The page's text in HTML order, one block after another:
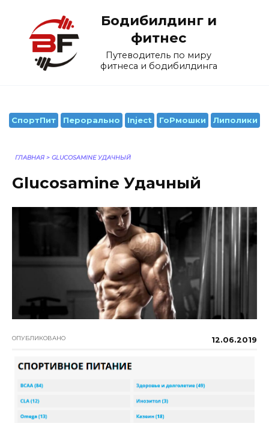
содержанию
Бодибилдинг и
фитнес
Путеводитель по миру
фитнеса и бодибилдинга
СпортПит Перорально Inject ГоРмошки Липолики
ГЛАВНАЯ > GLUCOSAMINE УДАЧНЫЙ
Glucosamine Удачный
ОПУБЛИКОВАНО 12.06.2019